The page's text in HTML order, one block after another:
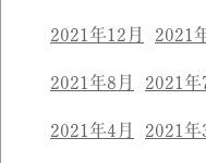
2021年12月 2021
2021年8月 2021年
2021年4月 2021年